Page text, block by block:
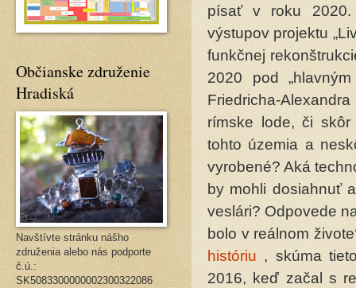
písať v roku
výstupov projektu
funkčnej
2020 pod
Friedricha-
rímske lode, či skôr
tohto územia a
vyrobené? Aká
by mohli dosiahnuť
veslári? Odpovede
bolo v reálnom
históriu , skúma
2016, keď začal s
Občianske združenie
Hradiská
Navštívte stránku nášho
združenia alebo nás podporte
č.ú.:
SK5083300000002300322086